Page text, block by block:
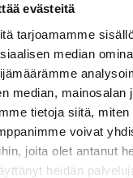
evästeitä
tarjoamamme
median
median, mainosalan
tietoja siitä,
voivat
joita olet antanut
heidän